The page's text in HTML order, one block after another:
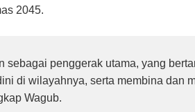
2045.
sebagai penggerak utama, yang
di wilayahnya, serta membina dan
Wagub.